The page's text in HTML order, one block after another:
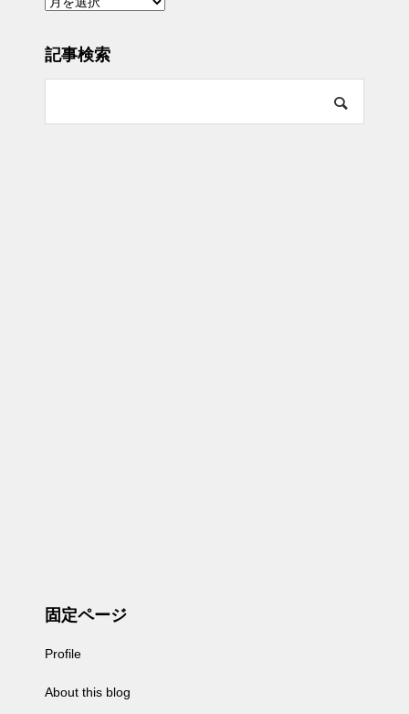
ー
ブ
記事検索
固定ページ
Profile
About this blog